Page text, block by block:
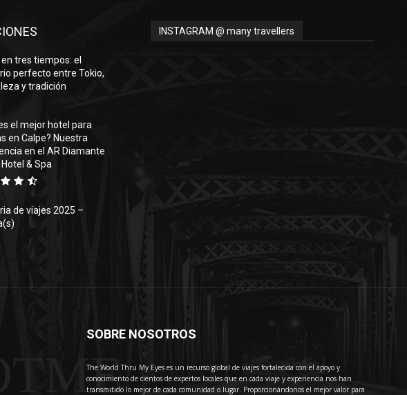
tres tiempos: el
perfecto entre Tokio,
y tradición
el mejor hotel para
en Calpe? Nuestra
en el AR Diamante
& Spa
de viajes 2025 –
INSTAGRAM @ many travellers
SOBRE NOSOTROS
The World Thru My Eyes es un recurso global de viajes fortalecida con el apoyo y
conocimiento de cientos de expertos locales que en cada viaje y experiencia nos han
transmitido lo mejor de cada comunidad o lugar. Proporcionándonos el mejor valor para